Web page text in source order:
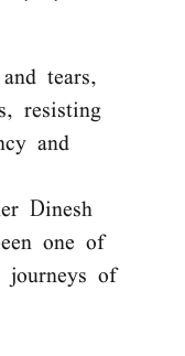
tears,
resisting
and
Dinesh
one of
journeys of